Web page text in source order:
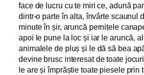
face de lucru cu te miri ce, adună
dintr-o parte în alta, învârte scaunul
minute în șir, aruncă pernițele
apoi le pune la loc și iar le aruncă,
animalele de pluș și le dă să bea
devine brusc interesat de toate
le are și împrăștie toate piesele prin